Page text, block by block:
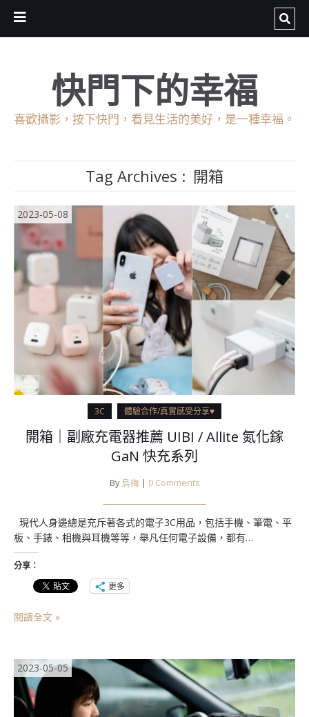
快門下的幸福
喜歡攝影，按下快門，看見生活的美好，是一種幸福。
Tag Archives : 開箱
2023-05-08
3C 體驗合作/真實感受分享♥
開箱｜副廠充電器推薦 UIBI / Allite 氮化鎵
GaN 快充系列
By 烏梅 | 0 Comments
現代人身邊總是充斥著各式的電子3C用品，包括手機、筆電、平
板、手錶、相機與耳機等等，舉凡任何電子設備，都有…
分享：
更多
閱讀全文 »
2023-05-05